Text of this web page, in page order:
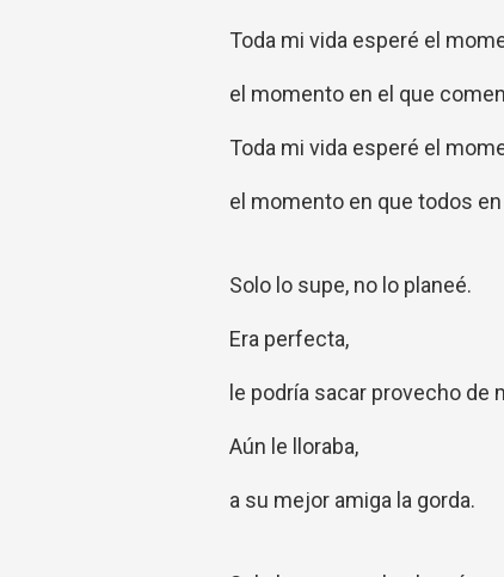
Toda mi vida esperé el
el momento en el que
Toda mi vida esperé el
el momento en que todos
Solo lo supe, no lo planeé.
Era perfecta,
le podría sacar provecho de
Aún le lloraba,
a su mejor amiga la gorda.